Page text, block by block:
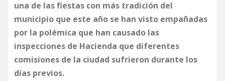
una de las fiestas con más tradición del
municipio que este año se han visto empañadas
por la polémica que han causado las
inspecciones de Hacienda que diferentes
comisiones de la ciudad sufrieron durante los
días previos.